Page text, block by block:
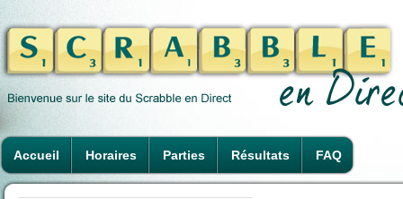
Accueil Horaires Parties Résultats FAQ